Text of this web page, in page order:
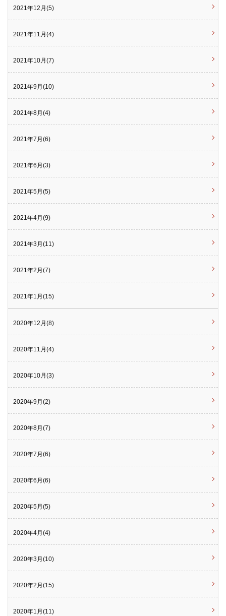
2021年12月(5)
2021年11月(4)
2021年10月(7)
2021年9月(10)
2021年8月(4)
2021年7月(6)
2021年6月(3)
2021年5月(5)
2021年4月(9)
2021年3月(11)
2021年2月(7)
2021年1月(15)
2020年12月(8)
2020年11月(4)
2020年10月(3)
2020年9月(2)
2020年8月(7)
2020年7月(6)
2020年6月(6)
2020年5月(5)
2020年4月(4)
2020年3月(10)
2020年2月(15)
2020年1月(11)